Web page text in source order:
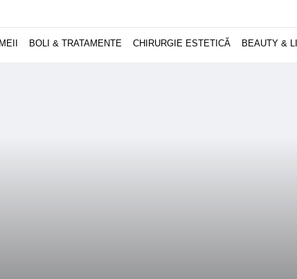
BOLI & TRATAMENTE CHIRURGIE ESTETICĂ BEAUTY &